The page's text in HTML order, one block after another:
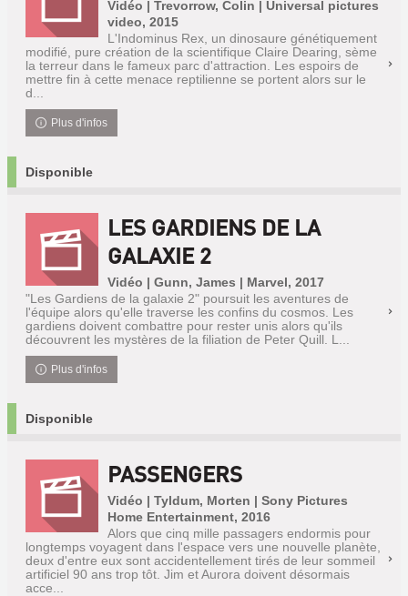
Vidéo | Trevorrow, Colin | Universal pictures
video, 2015
L'Indominus Rex, un dinosaure génétiquement
modifié, pure création de la scientifique Claire Dearing, sème
la terreur dans le fameux parc d'attraction. Les espoirs de
mettre fin à cette menace reptilienne se portent alors sur le
d...
Plus d'infos
Disponible
LES GARDIENS DE LA
GALAXIE 2
Vidéo | Gunn, James | Marvel, 2017
"Les Gardiens de la galaxie 2" poursuit les aventures de
l'équipe alors qu'elle traverse les confins du cosmos. Les
gardiens doivent combattre pour rester unis alors qu'ils
découvrent les mystères de la filiation de Peter Quill. L...
Plus d'infos
Disponible
PASSENGERS
Vidéo | Tyldum, Morten | Sony Pictures
Home Entertainment, 2016
Alors que cinq mille passagers endormis pour
longtemps voyagent dans l'espace vers une nouvelle planète,
deux d'entre eux sont accidentellement tirés de leur sommeil
artificiel 90 ans trop tôt. Jim et Aurora doivent désormais
acce...